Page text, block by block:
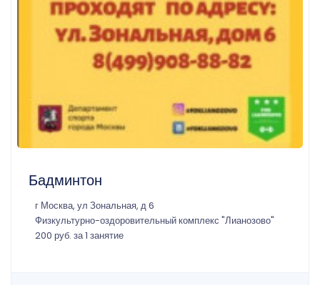
Бадминтон
г Москва, ул Зональная, д 6
Физкультурно-оздоровительный комплекс "Лианозово"
200 руб. за 1 занятие